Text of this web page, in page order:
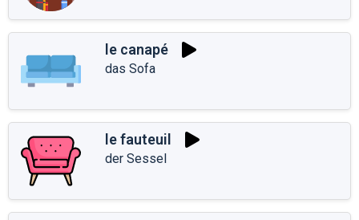
le canapé
das Sofa
le fauteuil
der Sessel